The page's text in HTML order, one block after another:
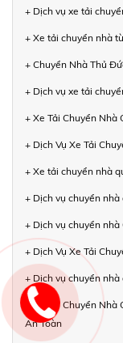
+ Dịch vụ xe tải
+ Xe tải chuyển nhà
+ Chuyển Nhà Thủ
+ Dịch vụ xe tải
+ Xe Tải Chuyển Nhà
+ Dịch Vụ Xe Tải
+ Xe tải chuyển nhà
+ Dịch vụ chuyển
+ Dịch vụ chuyển
+ Dịch Vụ Xe Tải
+ Dịch vụ chuyển
+ Xe Tải Chuyển
An Toàn